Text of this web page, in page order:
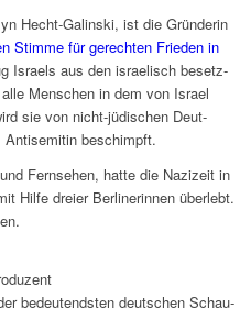
Hecht-Galin­ski, ist die Grün­de­rin
Stimme für gerech­ten Frie­den in
Isra­els aus den israe­lisch besetz­
Menschen in dem von Israel
sie von nicht-jüdi­schen Deut­
beschimpft.
Fern­se­hen, hatte die Nazi­zeit in
Hilfe dreier Berli­ne­rin­nen über­lebt.
bedeu­tend­sten deut­schen Schau­